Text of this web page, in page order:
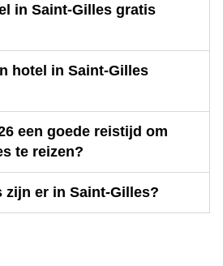
in Saint-Gilles gratis
hotel in Saint-Gilles
een goede reistijd om
te reizen?
zijn er in Saint-Gilles?